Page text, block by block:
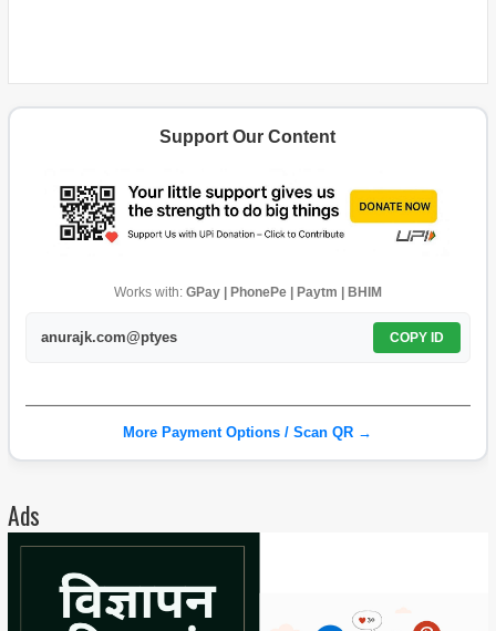
Support Our Content
Works with: GPay | PhonePe | Paytm | BHIM
anurajk.com@ptyes COPY ID
More Payment Options / Scan QR →
Ads